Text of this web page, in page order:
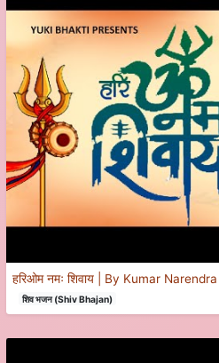
हरिओम नमः शिवाय | By Kumar Narendra |
शिव भजन (Shiv Bhajan)